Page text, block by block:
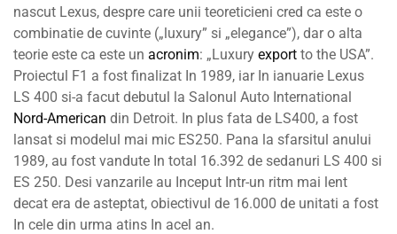
nascut Lexus, despre care unii teoreticieni cred ca este o
combinatie de cuvinte („luxury” si „elegance”), dar o alta
teorie este ca este un acronim: „Luxury export to the USA”.
Proiectul F1 a fost finalizat In 1989, iar In ianuarie Lexus
LS 400 si-a facut debutul la Salonul Auto International
Nord-American din Detroit. In plus fata de LS400, a fost
lansat si modelul mai mic ES250. Pana la sfarsitul anului
1989, au fost vandute In total 16.392 de sedanuri LS 400 si
ES 250. Desi vanzarile au Inceput Intr-un ritm mai lent
decat era de asteptat, obiectivul de 16.000 de unitati a fost
In cele din urma atins In acel an.